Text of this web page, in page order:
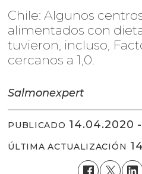
Chile: Algunos
alimentados con
tuvieron, incluso,
cercanos a 1,0.
Salmonexpert
PUBLICADO 14.04.2020
ÚLTIMA ACTUALIZACIÓN